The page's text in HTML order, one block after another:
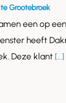
Grootebroek
een op
heeft
Deze klant [...]